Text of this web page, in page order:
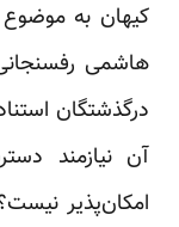
کیهان به
هاشمی
درگذشتگان
آن نیازمند
امکان‌پذیر